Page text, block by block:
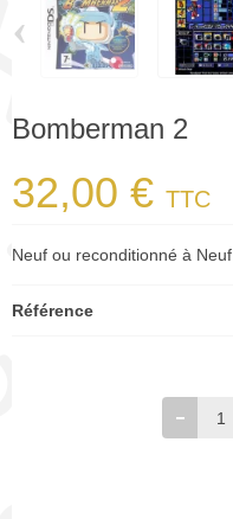
‹
Bomberman 2
32,00 € TTC
Neuf ou reconditionné à Neuf
Référence